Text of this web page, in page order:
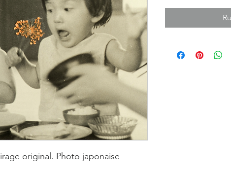
original. Photo japonaise